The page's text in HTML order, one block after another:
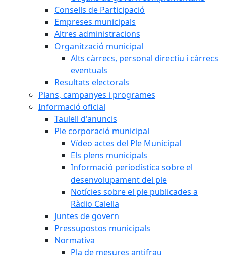
Consells de Participació
Empreses municipals
Altres administracions
Organització municipal
Alts càrrecs, personal directiu i càrrecs
eventuals
Resultats electorals
Plans, campanyes i programes
Informació oficial
Taulell d'anuncis
Ple corporació municipal
Vídeo actes del Ple Municipal
Els plens municipals
Informació periodística sobre el
desenvolupament del ple
Notícies sobre el ple publicades a
Ràdio Calella
Juntes de govern
Pressupostos municipals
Normativa
Pla de mesures antifrau